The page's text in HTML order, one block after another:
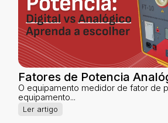
Fatores de Potencia
O equipamento medidor de fator de
equipamento...
Ler artigo